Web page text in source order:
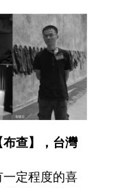
查】，台灣
定程度的喜